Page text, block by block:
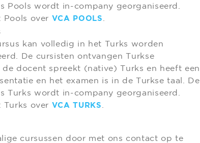
Pools wordt in-company georganiseerd.
Pools over
VCA POOLS
kan volledig in het Turks worden
De cursisten ontvangen Turkse
de docent spreekt (native) Turks en heeft een
en het examen is in de Turkse taal. De
Turks wordt in-company georganiseerd.
Turks over
VCA TURKS
cursussen door met ons contact op te